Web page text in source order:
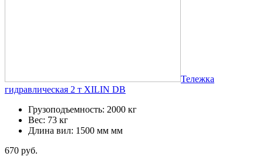
Тележка
гидравлическая 2 т XILIN DB
Грузоподъемность: 2000 кг
Вес: 73 кг
Длина вил: 1500 мм мм
670 руб.